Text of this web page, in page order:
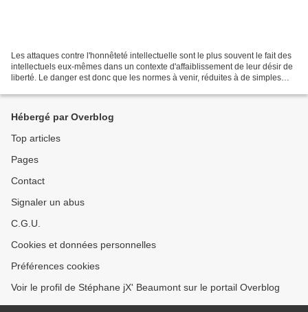
Les attaques contre l'honnêteté intellectuelle sont le plus souvent le fait des
intellectuels eux-mêmes dans un contexte d'affaiblissement de leur désir de
liberté. Le danger est donc que les normes à venir, réduites à de simples
Hébergé par Overblog
Top articles
Pages
Contact
Signaler un abus
C.G.U.
Cookies et données personnelles
Préférences cookies
Voir le profil de Stéphane jX' Beaumont sur le portail Overblog